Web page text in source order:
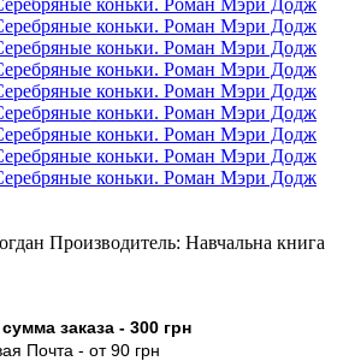
Производитель: Навчальна книга
заказа - 300 грн
Почта - от 90 грн